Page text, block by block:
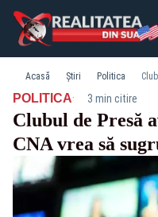
Acasă Știri Politica
POLITICA· 3 min citire
Clubul de Presă
CNA vrea să